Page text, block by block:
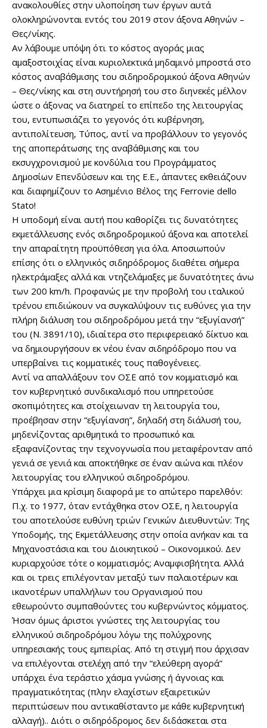
ανακολουθίες στην υλοποίηση των έργων αυτά
ολοκληρώνονται εντός του 2019 στον άξονα Αθηνών –
Θες/νίκης.
Αν λάβουμε υπόψη ότι το κόστος αγοράς μιας
αμαξοστοιχίας είναι κυριολεκτικά μηδαμινό μπροστά στο
κόστος αναβάθμισης του σιδηροδρομικού άξονα Αθηνών
– Θες/νίκης και στη συντήρησή του στο διηνεκές μέλλον
ώστε ο άξονας να διατηρεί το επίπεδο της λειτουργίας
του, εντυπωσιάζει το γεγονός ότι κυβέρνηση,
αντιπολίτευση, Τύπος, αντί να προβάλλουν το γεγονός
της αποπεράτωσης της αναβάθμισης και του
εκσυγχρονισμού με κονδύλια του Προγράμματος
Δημοσίων Επενδύσεων και της Ε.Ε., άπαντες εκθειάζουν
και διαφημίζουν το Ασημένιο Βέλος της Ferrovie dello
Stato!
Η υποδομή είναι αυτή που καθορίζει τις δυνατότητες
εκμετάλλευσης ενός σιδηροδρομικού άξονα και αποτελεί
την απαραίτητη προϋπόθεση για όλα. Αποσιωπούν
επίσης ότι ο ελληνικός σιδηρόδρομος διαθέτει σήμερα
ηλεκτράμαξες αλλά και ντηζελάμαξες με δυνατότητες άνω
των 200 km/h. Προφανώς με την προβολή του ιταλικού
τρένου επιδιώκουν να συγκαλύψουν τις ευθύνες για την
πλήρη διάλυση του σιδηροδρόμου μετά την “εξυγίανσή”
του (Ν. 3891/10), ιδιαίτερα στο περιφερειακό δίκτυο και
να δημιουργήσουν εκ νέου έναν σιδηρόδρομο που να
υπερβαίνει τις κομματικές τους παθογένειες.
Αντί να απαλλάξουν τον ΟΣΕ από τον κομματισμό και
τον κυβερνητικό συνδικαλισμό που υπηρετούσε
σκοπιμότητες και στοίχειωναν τη λειτουργία του,
προέβησαν στην “εξυγίανση”, δηλαδή στη διάλυσή του,
μηδενίζοντας αριθμητικά το προσωπικό και
εξαφανίζοντας την τεχνογνωσία που μεταφέρονταν από
γενιά σε γενιά και αποκτήθηκε σε έναν αιώνα και πλέον
λειτουργίας του ελληνικού σιδηροδρόμου.
Υπάρχει μια κρίσιμη διαφορά με το απώτερο παρελθόν:
Π.χ. το 1977, όταν εντάχθηκα στον ΟΣΕ, η λειτουργία
του αποτελούσε ευθύνη τριών Γενικών Διευθυντών: Της
Υποδομής, της Εκμετάλλευσης στην οποία ανήκαν και τα
Μηχανοστάσια και του Διοικητικού – Οικονομικού. Δεν
κυριαρχούσε τότε ο κομματισμός; Αναμφισβήτητα. Αλλά
και οι τρεις επιλέγονταν μεταξύ των παλαιοτέρων και
ικανοτέρων υπαλλήλων του Οργανισμού που
εθεωρούντο συμπαθούντες του κυβερνώντος κόμματος.
Ήσαν όμως άριστοι γνώστες της λειτουργίας του
ελληνικού σιδηροδρόμου λόγω της πολύχρονης
υπηρεσιακής τους εμπειρίας. Από τη στιγμή που άρχισαν
να επιλέγονται στελέχη από την “ελεύθερη αγορά”
υπάρχει ένα τεράστιο χάσμα γνώσης ή άγνοιας και
πραγματικότητας (πλην ελαχίστων εξαιρετικών
περιπτώσεων που αντικαθίσταντο με κάθε κυβερνητική
αλλαγή).. Διότι ο σιδηρόδρομος δεν διδάσκεται στα